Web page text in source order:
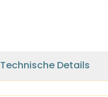
Technische Details